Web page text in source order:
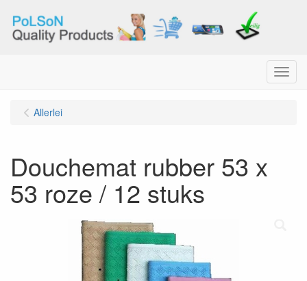
Menu
Allerlei
Douchemat rubber 53 x
53 roze / 12 stuks